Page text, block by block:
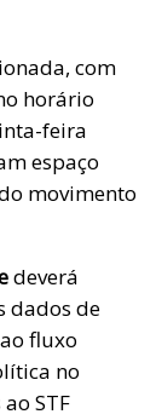
com
horário
feira
espaço
movimento
deverá
dados de
fluxo
no
STF